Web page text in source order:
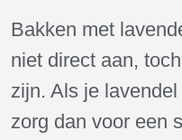
Bakken met
niet direct aan,
zijn. Als je
zorg dan voor een